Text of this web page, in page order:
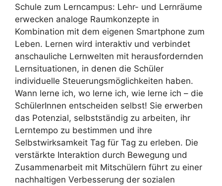
Schule zum Lerncampus: Lehr- und Lernräume
erwecken analoge Raumkonzepte in
Kombination mit dem eigenen Smartphone zum
Leben. Lernen wird interaktiv und verbindet
anschauliche Lernwelten mit herausfordernden
Lernsituationen, in denen die Schüler
individuelle Steuerungsmöglichkeiten haben.
Wann lerne ich, wo lerne ich, wie lerne ich – die
SchülerInnen entscheiden selbst! Sie erwerben
das Potenzial, selbstständig zu arbeiten, ihr
Lerntempo zu bestimmen und ihre
Selbstwirksamkeit Tag für Tag zu erleben. Die
verstärkte Interaktion durch Bewegung und
Zusammenarbeit mit Mitschülern führt zu einer
nachhaltigen Verbesserung der sozialen